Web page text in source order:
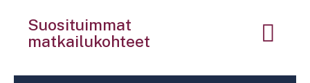
Suosituimmat
matkailukohteet